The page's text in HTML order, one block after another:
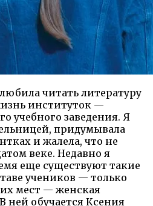
читать литературу
институток —
учебного заведения. Я
придумывала
и жалела, что не
веке. Недавно я
еще существуют такие
учеников — только
мест — женская
ней обучается Ксения